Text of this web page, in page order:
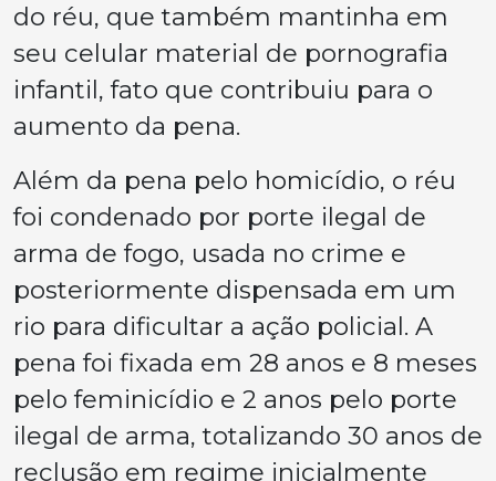
do réu, que também mantinha em
seu celular material de pornografia
infantil, fato que contribuiu para o
aumento da pena.
Além da pena pelo homicídio, o réu
foi condenado por porte ilegal de
arma de fogo, usada no crime e
posteriormente dispensada em um
rio para dificultar a ação policial. A
pena foi fixada em 28 anos e 8 meses
pelo feminicídio e 2 anos pelo porte
ilegal de arma, totalizando 30 anos de
reclusão em regime inicialmente